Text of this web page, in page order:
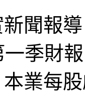
聞報
一季財
業每